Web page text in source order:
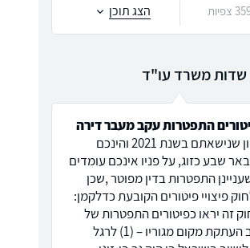
צפיות הצג תוכן
שדות משרד עו"ד
התפטרות עקב מעבר דירה
שלום, כיוון שנישאתם בשנת 2021 והינכם
שבע כזוג, על פניו אינכם עומדים
התפטרות בדין מפוטר ,שכן
8 לחוק פיצויי פיטורים הקובעת כדלקמן:
חוק זה יראו כפיטורים התפטרות של
עובד עקב העתקת מקום מגוריו – (1) לרגל